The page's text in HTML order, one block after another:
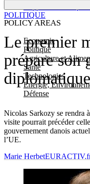
POLICY AREAS
Economie
Politique
Agriculture et
Santé
Technologies
Energie,
Défense
Le premier
prépare son
diplomatique
Nicolas Sarkozy se rendra
visite pourrait précéder
gouvernement danois
l’UE.
POLITIQUE
Marie Herbet